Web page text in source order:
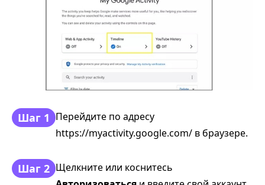
Шаг 1 Перейдите по адресу
https://myactivity.google.com/ в браузере.
Шаг 2 Щелкните или коснитесь